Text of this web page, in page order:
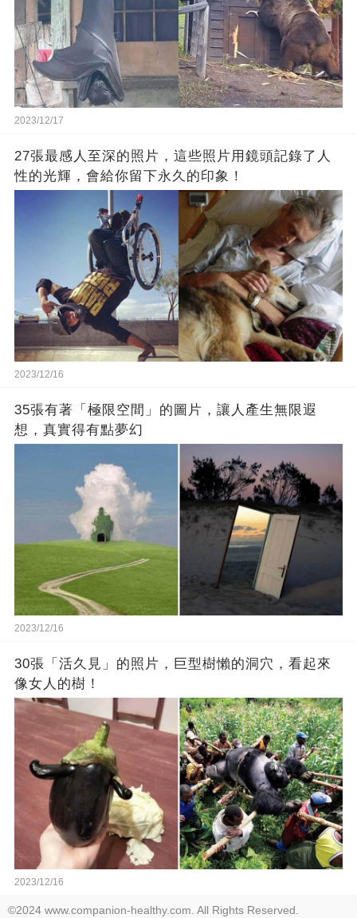
2023/12/17
27張最感人至深的照片，這些照片用鏡頭記錄了人
性的光輝，會給你留下永久的印象！
2023/12/16
35張有著「極限空間」的圖片，讓人產生無限遐
想，真實得有點夢幻
2023/12/16
30張「活久見」的照片，巨型樹懶的洞穴，看起來
像女人的樹！
2023/12/16
©2024 www.companion-healthy.com. All Rights Reserved.